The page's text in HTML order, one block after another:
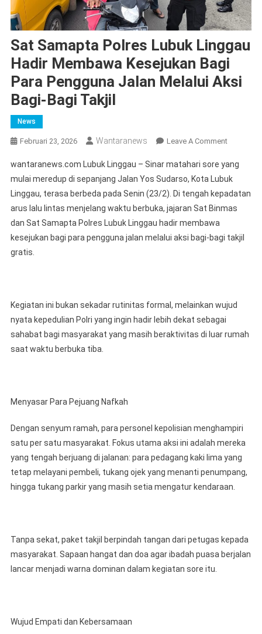
Sat Samapta Polres Lubuk Linggau
Hadir Membawa Kesejukan Bagi
Para Pengguna Jalan Melalui Aksi
Bagi-Bagi Takjil
News
Februari 23, 2026 Wantaranews Leave A CommentOn
Samapta
Polres
Lubuk
Linggau
Membawa
Jalan
wantaranews.com Lubuk Linggau – Sinar matahari sore yang
mulai meredup di sepanjang Jalan Yos Sudarso, Kota Lubuk
Linggau, terasa berbeda pada Senin (23/2). Di tengah kepadatan
arus lalu lintas menjelang waktu berbuka, jajaran Sat Binmas
dan Sat Samapta Polres Lubuk Linggau hadir membawa
kesejukan bagi para pengguna jalan melalui aksi bagi-bagi takjil
gratis.
Kegiatan ini bukan sekadar rutinitas formal, melainkan wujud
nyata kepedulian Polri yang ingin hadir lebih dekat sebagai
sahabat bagi masyarakat yang masih beraktivitas di luar rumah
saat waktu berbuka tiba.
Menyasar Para Pejuang Nafkah
Dengan senyum ramah, para personel kepolisian menghampiri
satu per satu masyarakat. Fokus utama aksi ini adalah mereka
yang tengah berjuang di jalanan: para pedagang kaki lima yang
tetap melayani pembeli, tukang ojek yang menanti penumpang,
hingga tukang parkir yang masih setia mengatur kendaraan.
Tanpa sekat, paket takjil berpindah tangan dari petugas kepada
masyarakat. Sapaan hangat dan doa agar ibadah puasa berjalan
lancar menjadi warna dominan dalam kegiatan sore itu.
Wujud Empati dan Kebersamaan